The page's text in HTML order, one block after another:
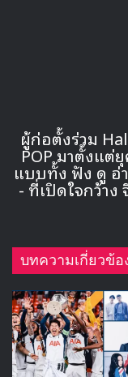
“ฉันเรียนรู้
– คำพูดที่ส
การรับบทใน
ประสบการณ์ใหม่ข
เป็นการพิสูจน์ถึงคว
ร้องไอดอล สู่การเ
กฎหมาย และผู้ที่ชื่น
หน้าใหม่อย่างจองแ
ฐานะนักแสดงนำใน
สิงหาคม ทาง